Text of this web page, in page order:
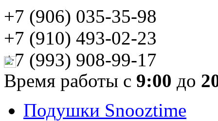
+7 (906) 035-35-98
+7 (910) 493-02-23
+7 (993) 908-99-17
Время работы с 9:00 до
Подушки Snooztime